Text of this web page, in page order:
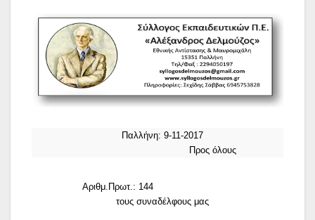
Παλλήνη: 9-11-2017
Προς όλους
Αριθμ.Πρωτ.: 144
τους συναδέλφους μας